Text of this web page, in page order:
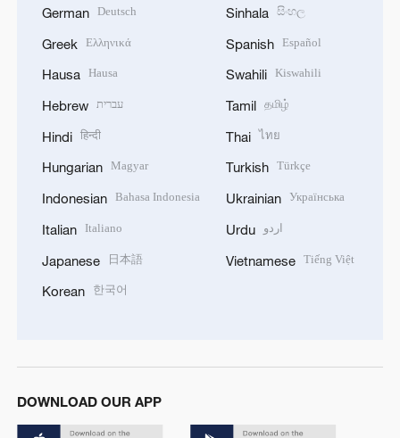
German Deutsch
Greek Ελληνικά
Hausa Hausa
Hebrew עברית
Hindi हिन्दी
Hungarian Magyar
Indonesian Bahasa Indonesia
Italian Italiano
Japanese 日本語
Korean 한국어
Sinhala සිංහල
Spanish Español
Swahili Kiswahili
Tamil தமிழ்
Thai ไทย
Turkish Türkçe
Ukrainian Українська
Urdu اردو
Vietnamese Tiếng Việt
DOWNLOAD OUR APP